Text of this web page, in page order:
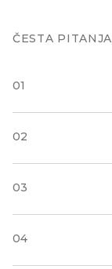
ČESTA PITANJA
01
02
03
04